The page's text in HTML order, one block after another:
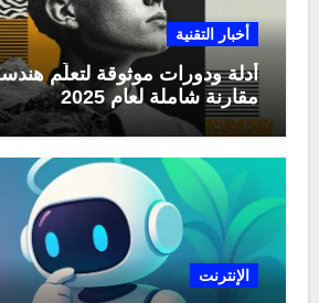
أخبار التقنية
أدلة ودورات موثوقة لتعلّم
مقارنة شاملة لعام 2025
الإنترنت